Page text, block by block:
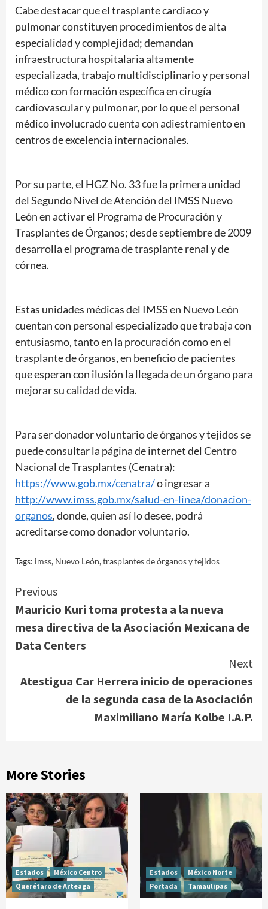
Cabe destacar que el trasplante cardiaco y
pulmonar constituyen procedimientos de alta
especialidad y complejidad; demandan
infraestructura hospitalaria altamente
especializada, trabajo multidisciplinario y personal
médico con formación específica en cirugía
cardiovascular y pulmonar, por lo que el personal
médico involucrado cuenta con adiestramiento en
centros de excelencia internacionales.
Por su parte, el HGZ No. 33 fue la primera unidad
del Segundo Nivel de Atención del IMSS Nuevo
León en activar el Programa de Procuración y
Trasplantes de Órganos; desde septiembre de 2009
desarrolla el programa de trasplante renal y de
córnea.
Estas unidades médicas del IMSS en Nuevo León
cuentan con personal especializado que trabaja con
entusiasmo, tanto en la procuración como en el
trasplante de órganos, en beneficio de pacientes
que esperan con ilusión la llegada de un órgano para
mejorar su calidad de vida.
Para ser donador voluntario de órganos y tejidos se
puede consultar la página de internet del Centro
Nacional de Trasplantes (Cenatra):
https://www.gob.mx/cenatra/o ingresar a
http://www.imss.gob.mx/salud-en-linea/donacion-
organos, donde, quien así lo desee, podrá
acreditarse como donador voluntario.
Tags: imss, Nuevo León,trasplantes de órganos y tejidos
Continue
Reading
Previous
Mauricio Kuri toma protesta a la nueva
mesa directiva de la Asociación Mexicana de
Data Centers
Next
Atestigua Car Herrera inicio de operaciones
de la segunda casa de la Asociación
Maximiliano María Kolbe I.A.P.
More Stories
Estados
México Centro
Querétaro de Arteaga
Estados
México Norte
Portada
Tamaulipas